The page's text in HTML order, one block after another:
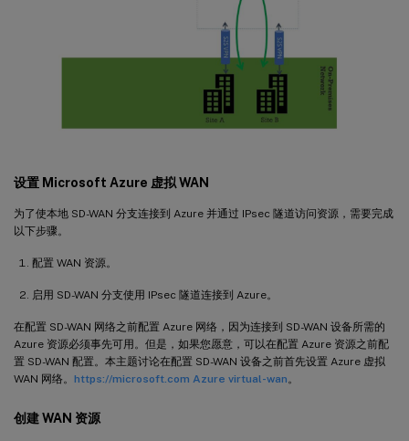
设置 Microsoft Azure 虚拟 WAN
为了使本地 SD-WAN 分支连接到 Azure 并通过 IPsec 隧道访问资源，需要完成
以下步骤。
配置 WAN 资源。
启用 SD-WAN 分支使用 IPsec 隧道连接到 Azure。
在配置 SD-WAN 网络之前配置 Azure 网络，因为连接到 SD-WAN 设备所需的
Azure 资源必须事先可用。但是，如果您愿意，可以在配置 Azure 资源之前配
置 SD-WAN 配置。本主题讨论在配置 SD-WAN 设备之前首先设置 Azure 虚拟
WAN 网络。 https://microsoft.com Azure virtual-wan 。
创建 WAN 资源